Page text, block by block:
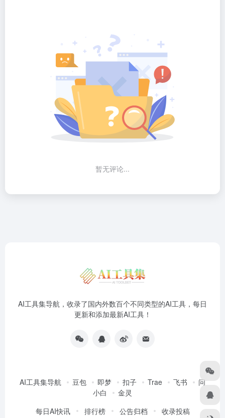
暂无评论...
AI工具集导航，收录了国内外数百个不同类型的AI工具，每日
更新和添加最新AI工具！
AI工具集导航 豆包 即梦 扣子 Trae 飞书
问
小白
金灵
每日AI快讯
排行榜 公告归档 收录投稿